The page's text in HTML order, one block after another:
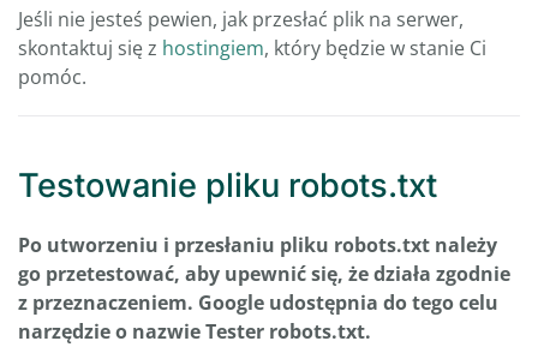
Jeśli nie jesteś pewien, jak przesłać plik na serwer,
skontaktuj się z hostingiem, który będzie w stanie Ci
pomóc.
Testowanie pliku robots.txt
Po utworzeniu i przesłaniu pliku robots.txt należy
go przetestować, aby upewnić się, że działa zgodnie
z przeznaczeniem. Google udostępnia do tego celu
narzędzie o nazwie Tester robots.txt.